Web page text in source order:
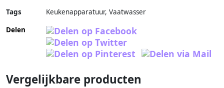
Tags
Keukenapparatuur, Vaatwasser
Delen
Vergelijkbare producten